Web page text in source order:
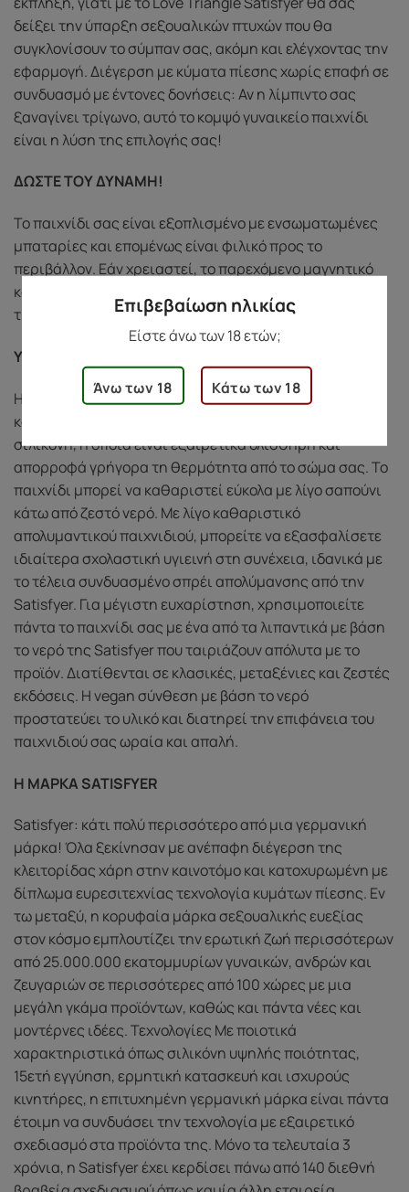
δείξει την ύπαρξη σεξουαλικών πτυχών που θα
συγκλονίσουν το σύμπαν σας, ακόμη και ελέγχοντας την
εφαρμογή. Διέγερση με κύματα πίεσης χωρίς επαφή σε
συνδυασμό με έντονες δονήσεις: Αν η λίμπιντο σας
ξαναγίνει τρίγωνο, αυτό το κομψό γυναικείο παιχνίδι
είναι η λύση της επιλογής σας!
ΔΩΣΤΕ ΤΟΥ ΔΥΝΑΜΗ!
Το παιχνίδι σας είναι εξοπλισμένο με ενσωματωμένες
μπαταρίες και επομένως είναι φιλικό προς το
περιβάλλον. Εάν χρειαστεί, το παρεχόμενο μαγνητικό
καλώδιο φόρτισης USB μπορεί να συμπληρωθεί με ένα
τυπικό φις 5V.
ΥΛΙΚΟ ΚΑΙ ΦΡΟΝΤΙΔΑ
Η κεφαλή του αδιάβροχου παιχνιδιού του είναι
κατασκευασμένη από μεταξένια απαλή ιατρική
σιλικόνη, η οποία είναι εξαιρετικά ολισθηρή και
απορροφά γρήγορα τη θερμότητα από το σώμα σας. Το
παιχνίδι μπορεί να καθαριστεί εύκολα με λίγο σαπούνι
κάτω από ζεστό νερό. Με λίγο καθαριστικό
απολυμαντικού παιχνιδιού, μπορείτε να εξασφαλίσετε
ιδιαίτερα σχολαστική υγιεινή στη συνέχεια, ιδανικά με
το τέλεια συνδυασμένο σπρέι απολύμανσης από την
Satisfyer. Για μέγιστη ευχαρίστηση, χρησιμοποιείτε
πάντα το παιχνίδι σας με ένα από τα λιπαντικά με βάση
το νερό της Satisfyer που ταιριάζουν απόλυτα με το
προϊόν. Διατίθενται σε κλασικές, μεταξένιες και ζεστές
εκδόσεις. Η vegan σύνθεση με βάση το νερό
προστατεύει το υλικό και διατηρεί την επιφάνεια του
παιχνιδιού σας ωραία και απαλή.
Η ΜΑΡΚΑ SATISFYER
Satisfyer: κάτι πολύ περισσότερο από μια γερμανική
μάρκα! Όλα ξεκίνησαν με ανέπαφη διέγερση της
κλειτορίδας χάρη στην καινοτόμο και κατοχυρωμένη με
δίπλωμα ευρεσιτεχνίας τεχνολογία κυμάτων πίεσης. Εν
τω μεταξύ, η κορυφαία μάρκα σεξουαλικής ευεξίας
στον κόσμο εμπλουτίζει την ερωτική ζωή περισσότερων
από 25.000.000 εκατομμυρίων γυναικών, ανδρών και
ζευγαριών σε περισσότερες από 100 χώρες με μια
μεγάλη γκάμα προϊόντων, καθώς και πάντα νέες και
μοντέρνες ιδέες. Τεχνολογίες Με ποιοτικά
χαρακτηριστικά όπως σιλικόνη υψηλής ποιότητας,
15ετή εγγύηση, ερμητική κατασκευή και ισχυρούς
κινητήρες, η επιτυχημένη γερμανική μάρκα είναι πάντα
έτοιμη να συνδυάσει την τεχνολογία με εξαιρετικό
σχεδιασμό στα προϊόντα της. Μόνο τα τελευταία 3
χρόνια, η Satisfyer έχει κερδίσει πάνω από 140 διεθνή
Επιβεβαίωση ηλικίας
Είστε άνω των 18 ετών;
Άνω των 18 Κάτω των 18